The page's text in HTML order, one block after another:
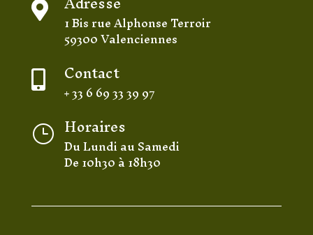

1 Bis rue Alphonse Terroir
59300 Valenciennes
 Contact
+ 33 6 69 33 39 97
} Horaires
Du Lundi au Samedi
De 10h30 à 18h30